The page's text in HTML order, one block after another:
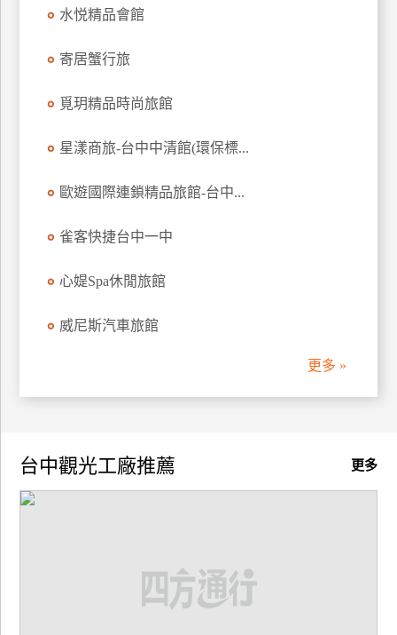
商
合
作
水悦精品會館
寄居蟹行旅
覓玥精品時尚旅館
星漾商旅-台中中清館(環保標...
歐遊國際連鎖精品旅館-台中...
雀客快捷台中一中
心媞Spa休閒旅館
威尼斯汽車旅館
更多 »
更多
台中觀光工廠推薦